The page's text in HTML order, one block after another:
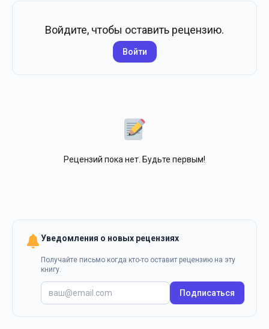
Войдите, чтобы оставить рецензию.
Войти
Рецензий пока нет. Будьте первым!
Уведомления о новых рецензиях
Получайте письмо когда кто-то оставит рецензию на эту
книгу.
Подписаться